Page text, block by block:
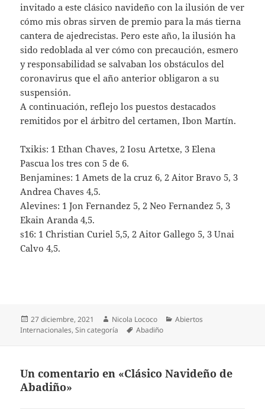
invitado a este clásico navideño con la ilusión de ver
cómo mis obras sirven de premio para la más tierna
cantera de ajedrecistas. Pero este año, la ilusión ha
sido redoblada al ver cómo con precaución, esmero
y responsabilidad se salvaban los obstáculos del
coronavirus que el año anterior obligaron a su
suspensión.
A continuación, reflejo los puestos destacados
remitidos por el árbitro del certamen, Ibon Martín.
Txikis: 1 Ethan Chaves, 2 Iosu Artetxe, 3 Elena
Pascua los tres con 5 de 6.
Benjamines: 1 Amets de la cruz 6, 2 Aitor Bravo 5, 3
Andrea Chaves 4,5.
Alevines: 1 Jon Fernandez 5, 2 Neo Fernandez 5, 3
Ekain Aranda 4,5.
s16: 1 Christian Curiel 5,5, 2 Aitor Gallego 5, 3 Unai
Calvo 4,5.
Publicado
el
27 diciembre, 2021 Autor
Nicola Lococo Categorías
Abiertos
Internacionales,Sin categoría Etiquetas
Abadiño
Un comentario en «Clásico Navideño de
Abadiño»